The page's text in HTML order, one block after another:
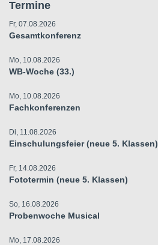
Termine
Fr, 07.08.2026
Gesamtkonferenz
Mo, 10.08.2026
WB-Woche (33.)
Mo, 10.08.2026
Fachkonferenzen
Di, 11.08.2026
Einschulungsfeier (neue 5. Klassen)
Fr, 14.08.2026
Fototermin (neue 5. Klassen)
So, 16.08.2026
Probenwoche Musical
Mo, 17.08.2026